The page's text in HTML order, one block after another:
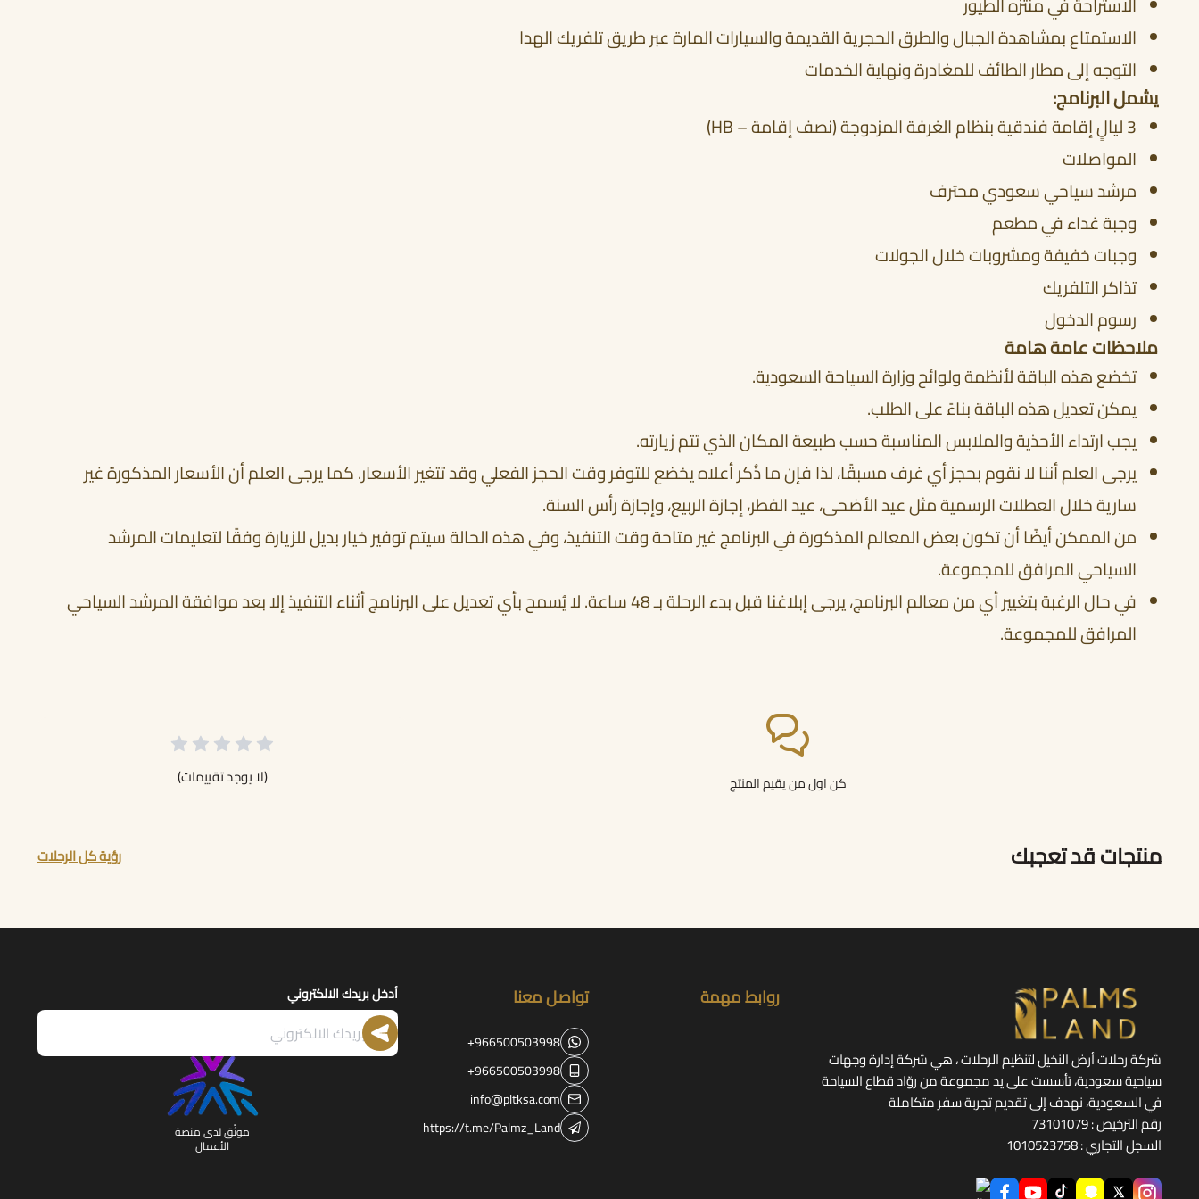
الاستمتاع بمشاهدة الجبال والطرق الحجرية القديمة والسيارات المارة عبر طريق تلفريك الهدا
التوجه إلى مطار الطائف للمغادرة ونهاية الخدمات
يشمل البرنامج:
3 ليالٍ إقامة فندقية بنظام الغرفة المزدوجة (نصف إقامة – HB)
المواصلات
مرشد سياحي سعودي محترف
وجبة غداء في مطعم
وجبات خفيفة ومشروبات خلال الجولات
تذاكر التلفريك
رسوم الدخول
ملاحظات عامة هامة
تخضع هذه الباقة لأنظمة ولوائح وزارة السياحة السعودية.
يمكن تعديل هذه الباقة بناءً على الطلب.
يجب ارتداء الأحذية والملابس المناسبة حسب طبيعة المكان الذي تتم زيارته.
يرجى العلم أننا لا نقوم بحجز أي غرف مسبقًا، لذا فإن ما ذُكر أعلاه يخضع للتوفر وقت الحجز الفعلي وقد تتغير الأسعار. كما يرجى العلم أن الأسعار المذكورة غير
سارية خلال العطلات الرسمية مثل عيد الأضحى، عيد الفطر، إجازة الربيع، وإجازة رأس السنة.
من الممكن أيضًا أن تكون بعض المعالم المذكورة في البرنامج غير متاحة وقت التنفيذ، وفي هذه الحالة سيتم توفير خيار بديل للزيارة وفقًا لتعليمات المرشد
السياحي المرافق للمجموعة.
في حال الرغبة بتغيير أي من معالم البرنامج، يرجى إبلاغنا قبل بدء الرحلة بـ 48 ساعة. لا يُسمح بأي تعديل على البرنامج أثناء التنفيذ إلا بعد موافقة المرشد السياحي
المرافق للمجموعة.
كن اول من يقيم المنتج (لا يوجد تقييمات)
منتجات قد تعجبك رؤية كل الرحلات
شركة رحلات أرض النخيل لتنظيم الرحلات ، هي شركة إدارة وجهات
سياحية سعودية، تأسست على يد مجموعة من روّاد قطاع السياحة
في السعودية، نهدف إلى تقديم تجربة سفر متكاملة
رقم الترخيص : 73101079
السجل التجاري : 1010523758
روابط مهمة تواصل معنا
+966500503998
+966500503998
info@pltksa.com
https://t.me/Palmz_Land
أدخل بريدك الالكتروني
موثّق لدى منصة
الأعمال